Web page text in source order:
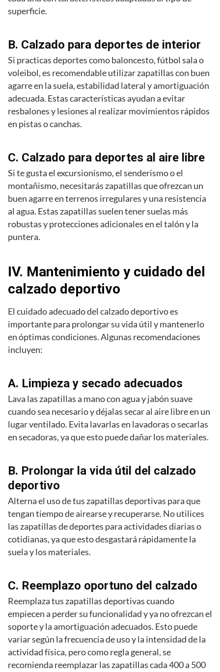
superficie.
B. Calzado para deportes de interior
Si practicas deportes como baloncesto, fútbol sala o
voleibol, es recomendable utilizar zapatillas con buen
agarre en la suela, estabilidad lateral y amortiguación
adecuada. Estas características ayudan a evitar
resbalones y lesiones al realizar movimientos rápidos
en pistas o canchas.
C. Calzado para deportes al aire libre
Si te gusta el excursionismo, el senderismo o el
montañismo, necesitarás zapatillas que ofrezcan un
buen agarre en terrenos irregulares y una resistencia
al agua. Estas zapatillas suelen tener suelas más
robustas y protecciones adicionales en el talón y la
puntera.
IV. Mantenimiento y cuidado del
calzado deportivo
El cuidado adecuado del calzado deportivo es
importante para prolongar su vida útil y mantenerlo
en óptimas condiciones. Algunas recomendaciones
incluyen:
A. Limpieza y secado adecuados
Lava las zapatillas a mano con agua y jabón suave
cuando sea necesario y déjalas secar al aire libre en un
lugar ventilado. Evita lavarlas en lavadoras o secarlas
en secadoras, ya que esto puede dañar los materiales.
B. Prolongar la vida útil del calzado
deportivo
Alterna el uso de tus zapatillas deportivas para que
tengan tiempo de airearse y recuperarse. No utilices
las zapatillas de deportes para actividades diarias o
cotidianas, ya que esto desgastará rápidamente la
suela y los materiales.
C. Reemplazo oportuno del calzado
Reemplaza tus zapatillas deportivas cuando
empiecen a perder su funcionalidad y ya no ofrezcan el
soporte y la amortiguación adecuados. Esto puede
variar según la frecuencia de uso y la intensidad de la
actividad física, pero como regla general, se
recomienda reemplazar las zapatillas cada 400 a 500